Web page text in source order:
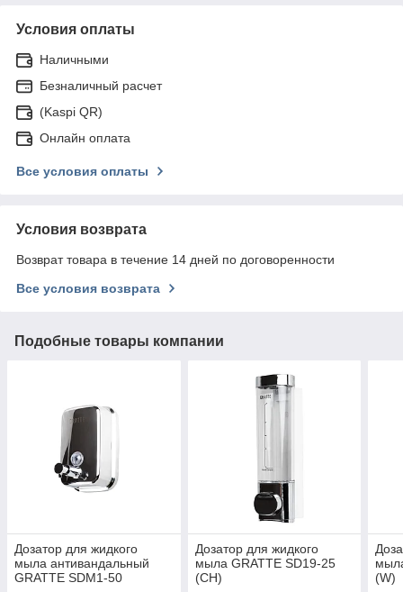
Условия оплаты
Наличными
Безналичный расчет
(Kaspi QR)
Онлайн оплата
Все условия оплаты
Условия возврата
Возврат товара в течение 14 дней по договоренности
Все условия возврата
Подобные товары компании
Дозатор для жидкого
мыла антивандальный
GRATTE SDM1-50
Дозатор для жидкого
мыла GRATTE SD19-25
(CH)
(W)